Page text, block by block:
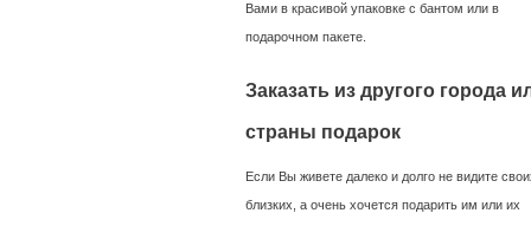
Вами в красивой упаковке с бантом или в
подарочном пакете.
Заказать из другого города
страны подарок
Если Вы живете далеко и долго не видите
близких, а очень хочется подарить им или их